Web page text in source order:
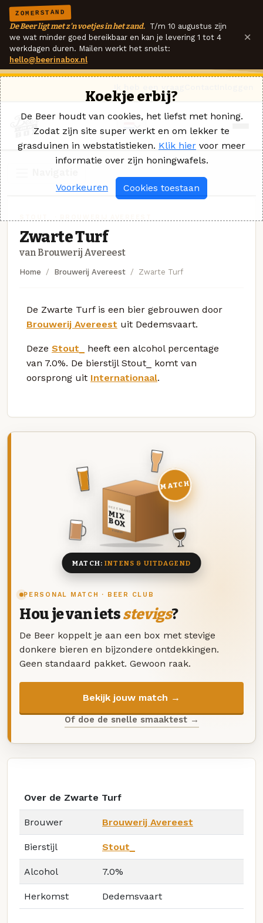
ZOMERSTAND
De Beer ligt met z'n voetjes in het zand. T/m 10 augustus zijn
we wat minder goed bereikbaar en kan je levering 1 tot 4
werkdagen duren. Mailen werkt het snelst:
hello@beerinabox.nl
×
Zwarte Turf
van Brouwerij Avereest
Home Brouwerij Avereest Zwarte Turf
De Zwarte Turf is een bier gebrouwen door
Brouwerij Avereest uit Dedemsvaart.
Deze Stout_
heeft een alcohol percentage
van 7.0%. De bierstijl Stout_ komt van
oorsprong uit Internationaal.
PERSONAL MATCH · BEER CLUB
Hou je van ietsstevigs?
De Beer koppelt je aan een box met stevige
donkere bieren en bijzondere ontdekkingen.
Geen standaard pakket. Gewoon raak.
Bekijk jouw match →
Of doe de snelle smaaktest →
DEZE MAAND
MIX
BOX
8 BIEREN
MATCH
MATCH:INTENS & UITDAGEND
Over de Zwarte Turf
Brouwer Brouwerij Avereest
Bierstijl Stout_
Alcohol 7.0%
Herkomst Dedemsvaart
Koekje erbij?
De Beer houdt van cookies, het liefst met honing.
Zodat zijn site super werkt en om lekker te
grasduinen in webstatistieken. Klik hier voor meer
informatie over zijn honingwafels.
Voorkeuren Cookies toestaan